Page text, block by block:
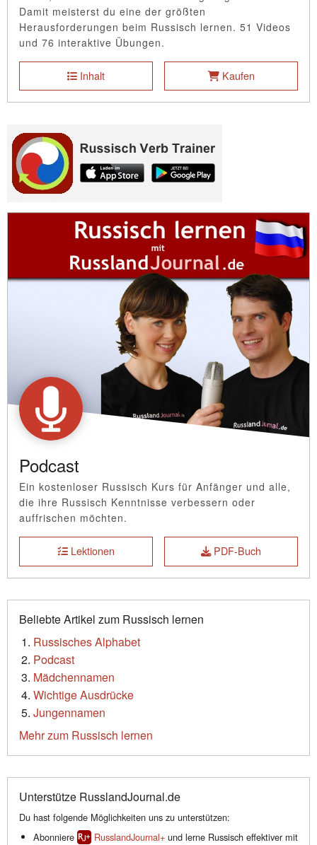
Damit meisterst du eine der größten
Herausforderungen beim Russisch lernen. 51 Videos
und 76 interaktive Übungen.
Inhalt Kaufen
Podcast
Ein kostenloser Russisch Kurs für Anfänger und alle,
die ihre Russisch Kenntnisse verbessern oder
auffrischen möchten.
Lektionen PDF-Buch
Beliebte Artikel zum Russisch lernen
Russisches Alphabet
Podcast
Mädchennamen
Wichtige Ausdrücke
Jungennamen
Mehr zum Russisch lernen
Unterstütze RusslandJournal.de
Du hast folgende Möglichkeiten uns zu unterstützen:
Abonniere
RusslandJournal+ und lerne Russisch effektiver mit